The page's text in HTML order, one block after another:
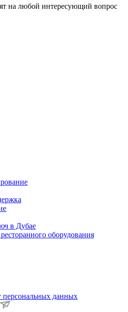
на любой интересующий вопрос
в Дубае
оборудования
персональных данных